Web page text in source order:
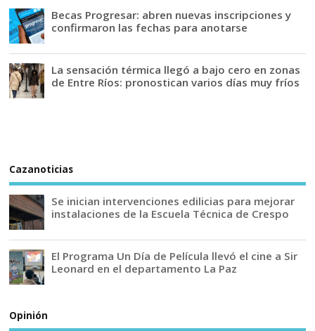
Becas Progresar: abren nuevas inscripciones y
confirmaron las fechas para anotarse
La sensación térmica llegó a bajo cero en zonas
de Entre Ríos: pronostican varios días muy fríos
Cazanoticias
Se inician intervenciones edilicias para mejorar
instalaciones de la Escuela Técnica de Crespo
El Programa Un Día de Película llevó el cine a Sir
Leonard en el departamento La Paz
Opinión